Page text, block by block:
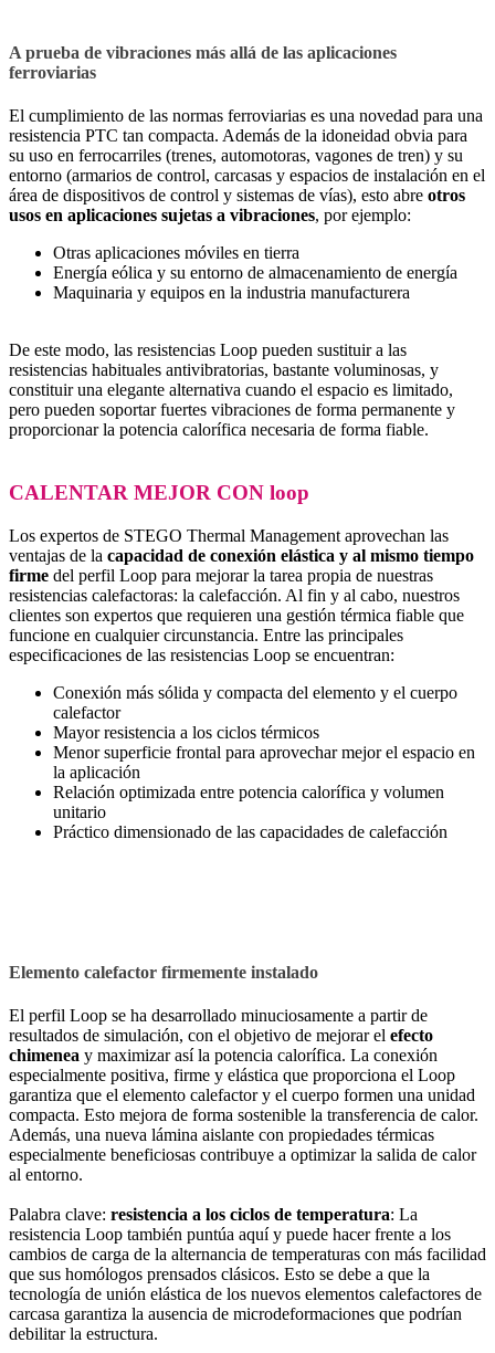
A prueba de vibraciones más allá de las aplicaciones
ferroviarias
El cumplimiento de las normas ferroviarias es una novedad para una
resistencia PTC tan compacta. Además de la idoneidad obvia para
su uso en ferrocarriles (trenes, automotoras, vagones de tren) y su
entorno (armarios de control, carcasas y espacios de instalación en el
área de dispositivos de control y sistemas de vías), esto abre otros
usos en aplicaciones sujetas a vibraciones, por ejemplo:
Otras aplicaciones móviles en tierra
Energía eólica y su entorno de almacenamiento de energía
Maquinaria y equipos en la industria manufacturera
De este modo, las resistencias Loop pueden sustituir a las
resistencias habituales antivibratorias, bastante voluminosas, y
constituir una elegante alternativa cuando el espacio es limitado,
pero pueden soportar fuertes vibraciones de forma permanente y
proporcionar la potencia calorífica necesaria de forma fiable.
CALENTAR MEJOR CON loop
Los expertos de STEGO Thermal Management aprovechan las
ventajas de la capacidad de conexión elástica y al mismo tiempo
firme del perfil Loop para mejorar la tarea propia de nuestras
resistencias calefactoras: la calefacción. Al fin y al cabo, nuestros
clientes son expertos que requieren una gestión térmica fiable que
funcione en cualquier circunstancia. Entre las principales
especificaciones de las resistencias Loop se encuentran:
Conexión más sólida y compacta del elemento y el cuerpo
calefactor
Mayor resistencia a los ciclos térmicos
Menor superficie frontal para aprovechar mejor el espacio en
la aplicación
Relación optimizada entre potencia calorífica y volumen
unitario
Práctico dimensionado de las capacidades de calefacción
Elemento calefactor firmemente instalado
El perfil Loop se ha desarrollado minuciosamente a partir de
resultados de simulación, con el objetivo de mejorar el efecto
chimenea y maximizar así la potencia calorífica. La conexión
especialmente positiva, firme y elástica que proporciona el Loop
garantiza que el elemento calefactor y el cuerpo formen una unidad
compacta. Esto mejora de forma sostenible la transferencia de calor.
Además, una nueva lámina aislante con propiedades térmicas
especialmente beneficiosas contribuye a optimizar la salida de calor
al entorno.
Palabra clave: resistencia a los ciclos de temperatura: La
resistencia Loop también puntúa aquí y puede hacer frente a los
cambios de carga de la alternancia de temperaturas con más facilidad
que sus homólogos prensados clásicos. Esto se debe a que la
tecnología de unión elástica de los nuevos elementos calefactores de
carcasa garantiza la ausencia de microdeformaciones que podrían
debilitar la estructura.